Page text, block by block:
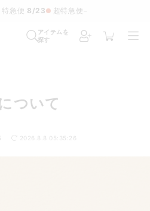
特急便 8/23 超特急便−
アイテムを
探す
ついて
2026.8.8 05:35:26